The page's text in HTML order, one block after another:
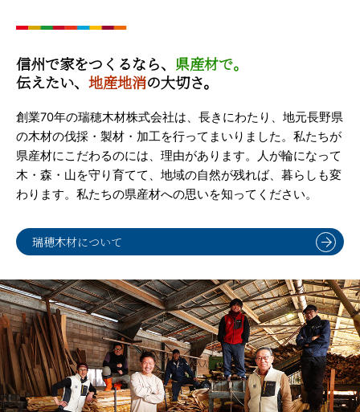
信州で家をつくるなら、 県産材で。
伝えたい、 地産地消の大切さ。
創業70年の瑞穂木材株式会社は、長きにわたり、地元長野県
の木材の伐採・製材・加工を行ってまいりました。私たちが
県産材にこだわるのには、理由があります。人が輪になって
木・森・山を守り育てて、地域の自然が残れば、暮らしも変
わります。私たちの県産材への思いを知ってください。
瑞穂木材について